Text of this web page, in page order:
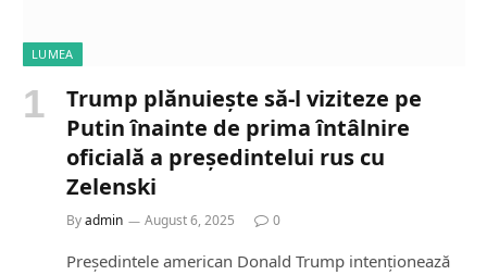
LUMEA
Trump plănuiește să-l viziteze pe
Putin înainte de prima întâlnire
oficială a președintelui rus cu
Zelenski
Byadmin August 6, 2025 0
Președintele american Donald Trump intenționează